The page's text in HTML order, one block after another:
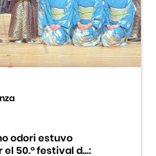
Japonés
Japonesa
odori estuvo
50.º festival d...: